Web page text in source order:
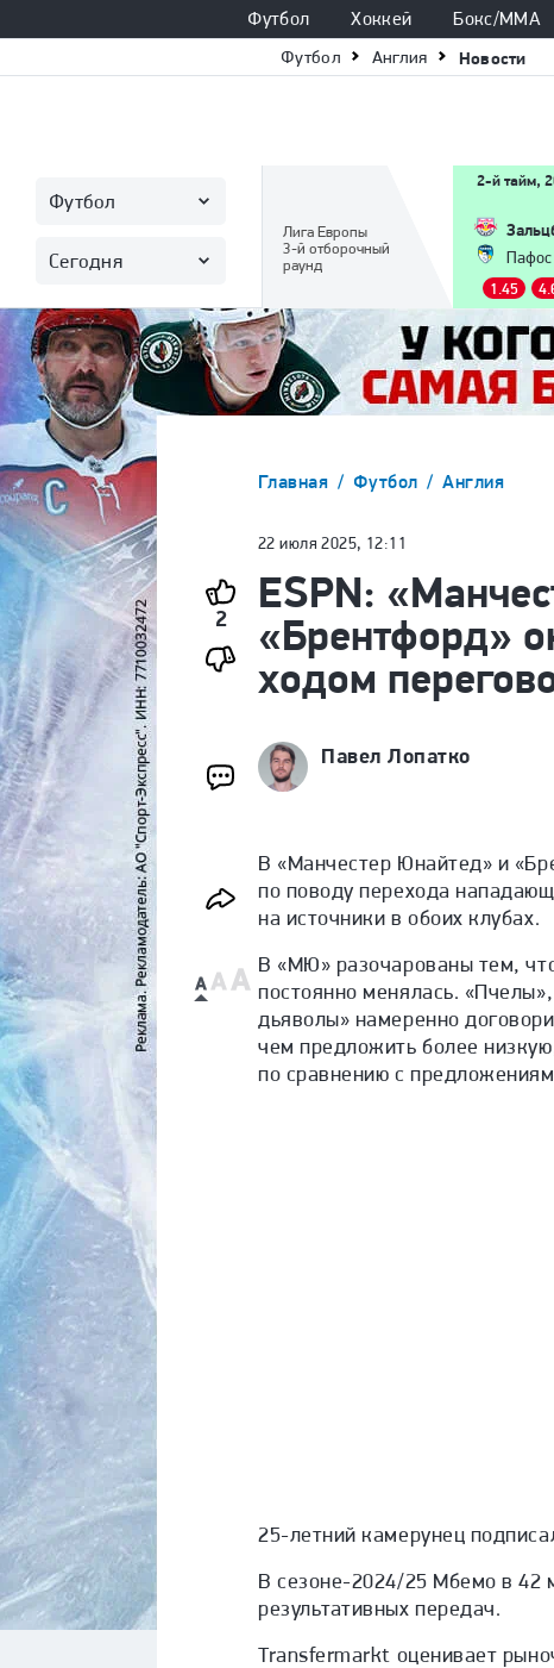
Футбол Хоккей Бокс/ММА
Футбол Англия Новости
Футбол
Сегодня
Лига Европы
3-й отборочный
раунд
2-й тайм,
Пафос
1.45
Главная Футбол Англия
2
22 июля 2025, 12:11
ESPN:
«Брентфорд»
ходом
Павел Лопатко
В «Манчестер Юнайтед» и
по поводу перехода
на источники в обоих клубах.
В «МЮ» разочарованы тем,
постоянно менялась.
дьяволы» намеренно
чем предложить более
по сравнению с
25-летний камерунец
В сезоне-2024/25 Мбемо в 42
результативных передач.
Transfermarkt оценивает